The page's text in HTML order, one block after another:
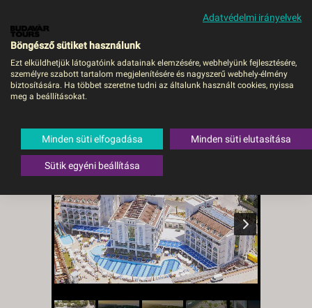
MENÜ
Diamond Elite Hotel & Spa
Törökország,Török riviéra,Side
Adatvédelmi irányelvek
Böngésző sütiket használunk
Ezt elküldhetjük látogatóink adatainak elemzésére, webhelyünk fejlesztésére,
személyre szabott tartalom megjelenítésére és nagyszerű webhely-élmény
biztosítására. Ha többet szeretne tudni az általunk használt cookies, nyissa
meg a beállításokat.
Minden süti elfogadása Minden süti elutasítása
Sütik egyéni beállítása